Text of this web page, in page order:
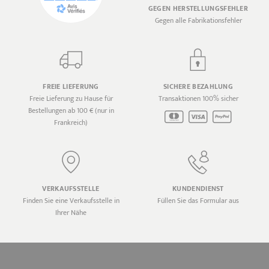
GEGEN HERSTELLUNGSFEHLER
Gegen alle Fabrikationsfehler
FREIE LIEFERUNG
Freie Lieferung zu Hause für
Bestellungen ab 100 € (nur in
Frankreich)
SICHERE BEZAHLUNG
Transaktionen 100% sicher
VERKAUFSSTELLE
Finden Sie eine Verkaufsstelle in
Ihrer Nähe
KUNDENDIENST
Füllen Sie das Formular aus